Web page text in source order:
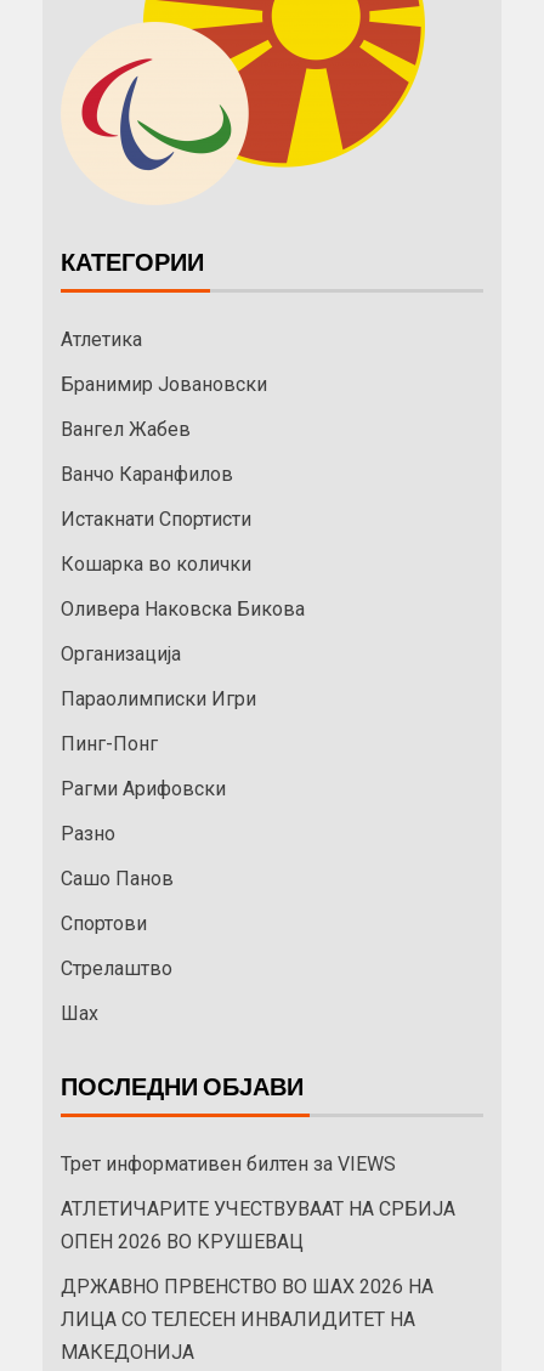
КАТЕГОРИИ
Атлетика
Бранимир Јовановски
Вангел Жабев
Ванчо Каранфилов
Истакнати Спортисти
Кошарка во колички
Оливера Наковска Бикова
Организација
Параолимписки Игри
Пинг-Понг
Рагми Арифовски
Разно
Сашо Панов
Спортови
Стрелаштво
Шах
ПОСЛЕДНИ ОБЈАВИ
Трет информативен билтен за VIEWS
АТЛЕТИЧАРИТЕ УЧЕСТВУВААТ НА СРБИЈА
ОПЕН 2026 ВО КРУШЕВАЦ
ДРЖАВНО ПРВЕНСТВО ВО ШАХ 2026 НА
ЛИЦА СО ТЕЛЕСЕН ИНВАЛИДИТЕТ НА
МАКЕДОНИЈА